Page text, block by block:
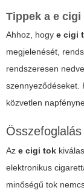
Tippek a e cigi
Ahhoz, hogy e cigi
megjelenését,
rendszeresen
szennyeződéseket.
közvetlen
Összefoglalás
Az e cigi tok
elektronikus
minőségű tok